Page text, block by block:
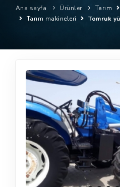
NASIL ÇALIŞIR?
YARDIM
Ana sayfa Ürünler Tarım
Tarım makineleri
Tomruk